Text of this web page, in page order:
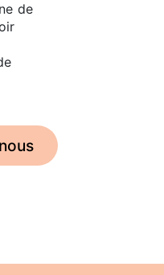
de